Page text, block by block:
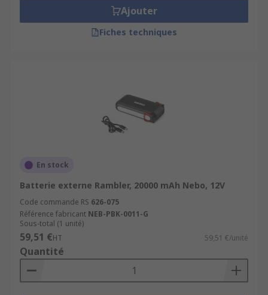
Ajouter
Fiches techniques
En stock
Batterie externe Rambler, 20000 mAh Nebo, 12V
Code commande RS 626-075
Référence fabricant NEB-PBK-0011-G
Sous-total (1 unité)
59,51 €HT 59,51 €/unité
Quantité